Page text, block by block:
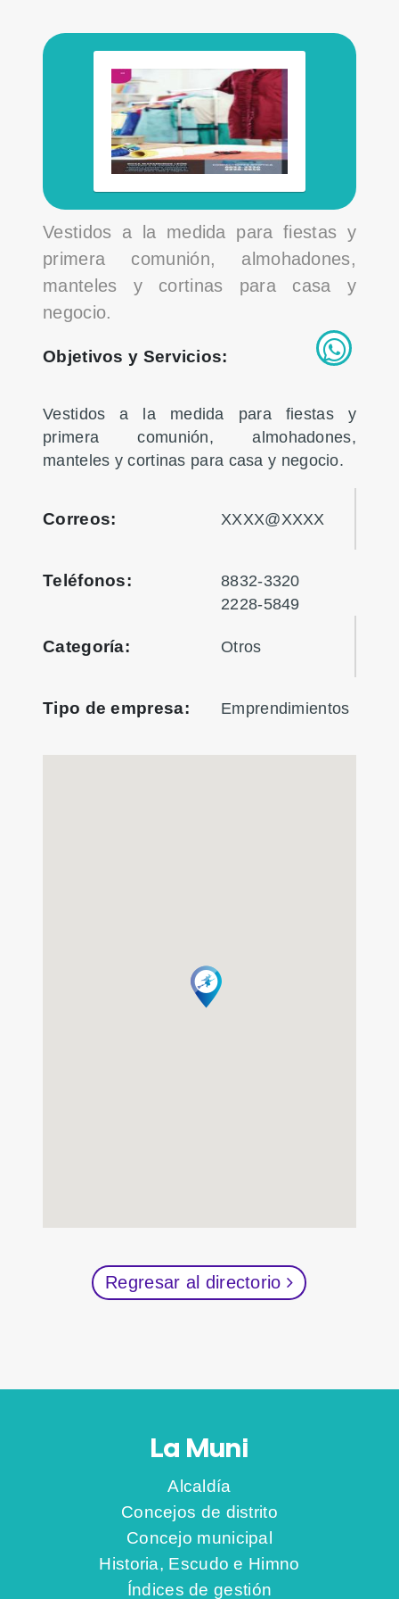
Vestidos a la medida para fiestas y
primera comunión, almohadones,
manteles y cortinas para casa y
negocio.
Objetivos y Servicios:
Vestidos a la medida para fiestas y
primera comunión, almohadones,
manteles y cortinas para casa y negocio.
Correos: XXXX@XXXX
Teléfonos:
8832-3320
2228-5849
Categoría: Otros
Tipo de empresa: Emprendimientos
Regresar al directorio
La Muni
Alcaldía
Concejos de distrito
Concejo municipal
Historia, Escudo e Himno
Índices de gestión